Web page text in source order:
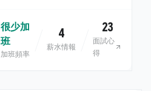
很少加
班
加班頻率
4
薪水情報
23
面試心
得